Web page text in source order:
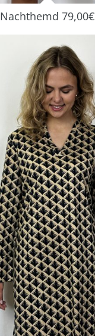
Nachthemd 79,00€